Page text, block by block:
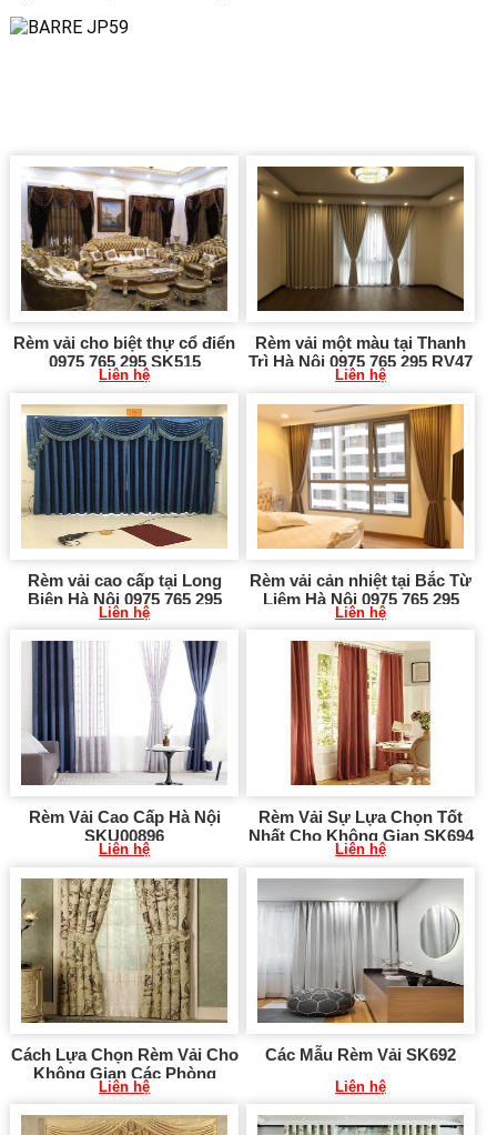
Rèm vải cho biệt thự cổ điển
0975 765 295 SK515
Liên hệ
Rèm vải một màu tại Thanh
Trì Hà Nội 0975 765 295 RV47
Liên hệ
Rèm vải cao cấp tại Long
Biên Hà Nội 0975 765 295
Liên hệ
Rèm vải cản nhiệt tại Bắc Từ
Liêm Hà Nội 0975 765 295
RV42
Liên hệ
Rèm Vải Cao Cấp Hà Nội
SKU00896
Liên hệ
Rèm Vải Sự Lựa Chọn Tốt
Nhất Cho Không Gian SK694
Liên hệ
Cách Lựa Chọn Rèm Vải Cho
Không Gian Các Phòng
SK693
Liên hệ
Các Mẫu Rèm Vải SK692
Liên hệ